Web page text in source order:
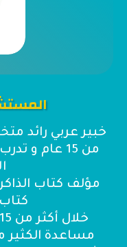
خبير عربي رائد
من 15 عام
مؤلف كتاب
مساعدة